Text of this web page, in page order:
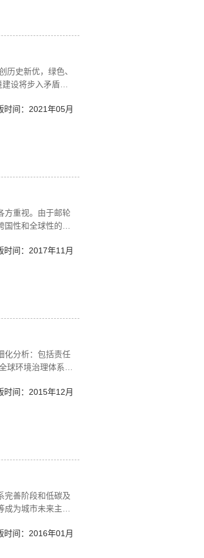
历史新优，绿色、
设将步入矛盾转
时间：2021年05月
方重视。由于邮轮
性和全球性的特
性带来的环境监管
海洋经济可持续
时间：2017年11月
化分析：包括责任
球环境治理体系和
时间：2015年12月
完善阶段和低碳及
为城市未来主要
。通过中心城区与
时间：2016年01月